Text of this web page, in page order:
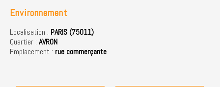
Environnement
Localisation : PARIS (75011)
Quartier : AVRON
Emplacement : rue commerçante